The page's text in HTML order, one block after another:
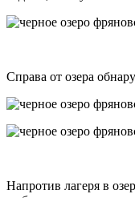
Справа от озера
Напротив лагеря в